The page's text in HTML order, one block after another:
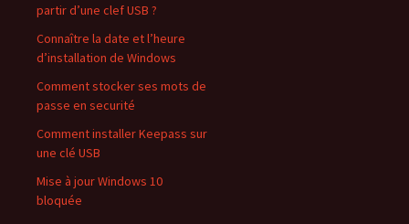
partir d’une clef USB ?
Connaître la date et l’heure
d’installation de Windows
Comment stocker ses mots de
passe en securité
Comment installer Keepass sur
une clé USB
Mise à jour Windows 10
bloquée